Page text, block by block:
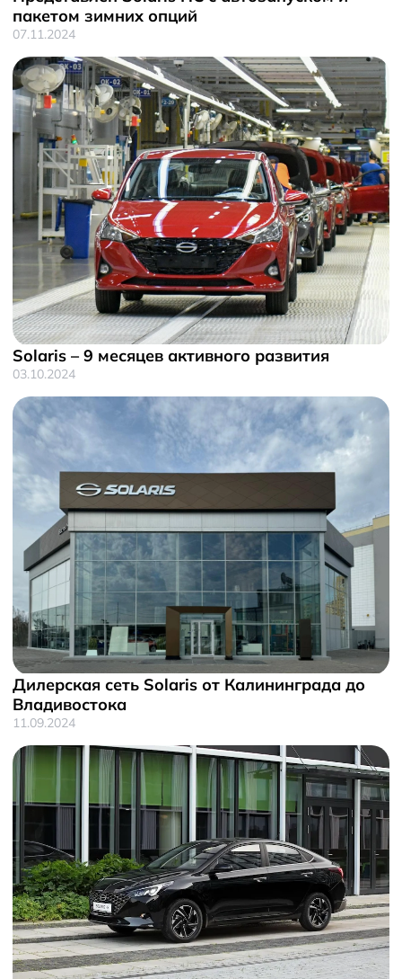
пакетом зимних опций
07.11.2024
Solaris – 9 месяцев активного развития
03.10.2024
Дилерская сеть Solaris от Калининграда до
Владивостока
11.09.2024